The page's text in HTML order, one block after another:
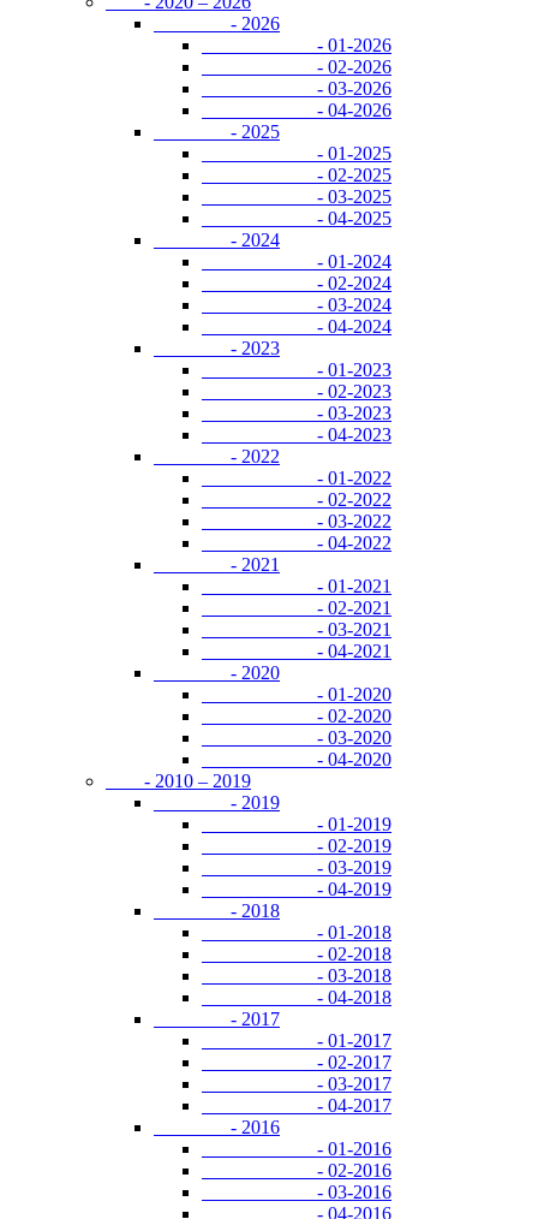
- 2026
- 01-2026
- 02-2026
- 03-2026
- 04-2026
- 2025
- 01-2025
- 02-2025
- 03-2025
- 04-2025
- 2024
- 01-2024
- 02-2024
- 03-2024
- 04-2024
- 2023
- 01-2023
- 02-2023
- 03-2023
- 04-2023
- 2022
- 01-2022
- 02-2022
- 03-2022
- 04-2022
- 2021
- 01-2021
- 02-2021
- 03-2021
- 04-2021
- 2020
- 01-2020
- 02-2020
- 03-2020
- 04-2020
- 2010 – 2019
- 2019
- 01-2019
- 02-2019
- 03-2019
- 04-2019
- 2018
- 01-2018
- 02-2018
- 03-2018
- 04-2018
- 2017
- 01-2017
- 02-2017
- 03-2017
- 04-2017
- 2016
- 01-2016
- 02-2016
- 03-2016
- 04-2016